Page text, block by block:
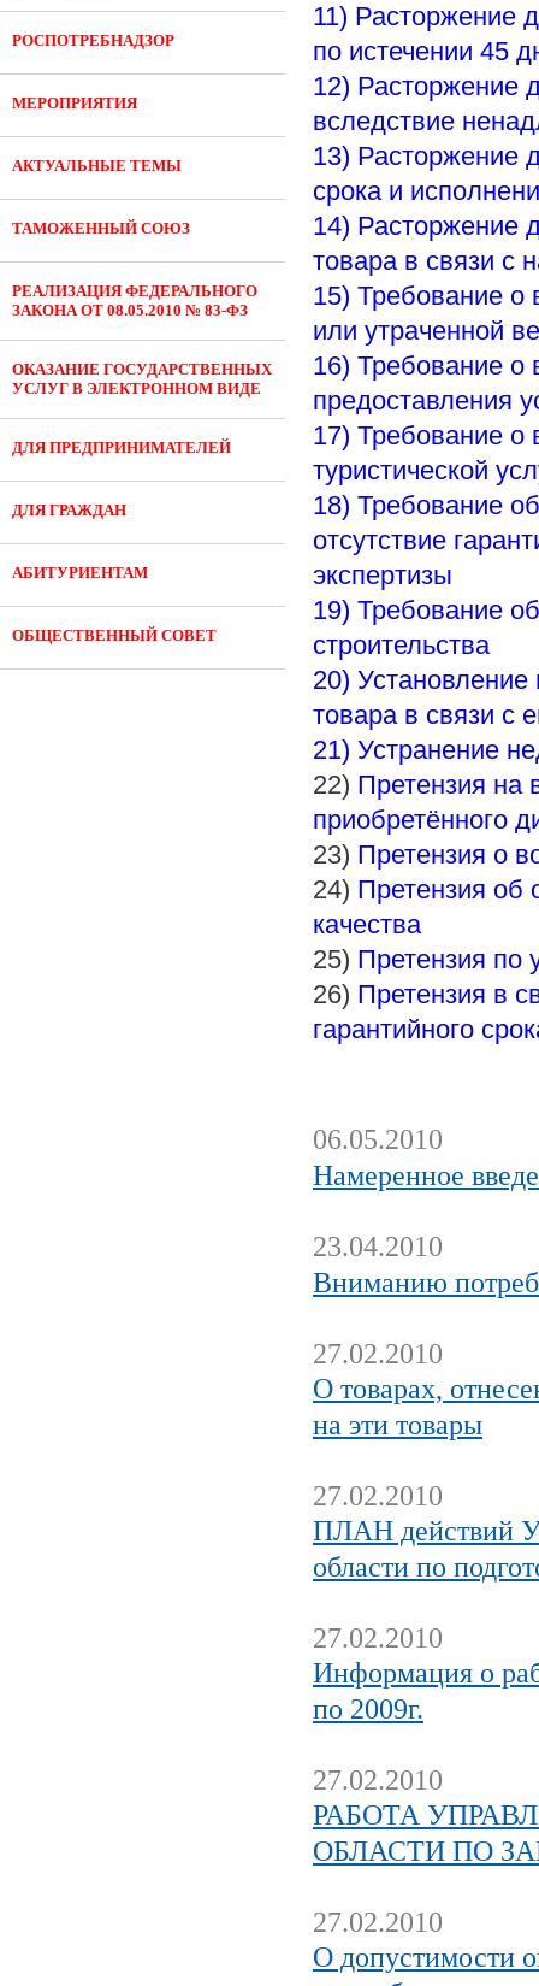
РОСПОТРЕБНАДЗОР
МЕРОПРИЯТИЯ
АКТУАЛЬНЫЕ ТЕМЫ
ТАМОЖЕННЫЙ СОЮЗ
РЕАЛИЗАЦИЯ ФЕДЕРАЛЬНОГО
ЗАКОНА ОТ 08.05.2010 № 83-ФЗ
ОКАЗАНИЕ ГОСУДАРСТВЕННЫХ
УСЛУГ В ЭЛЕКТРОННОМ ВИДЕ
ДЛЯ ПРЕДПРИНИМАТЕЛЕЙ
ДЛЯ ГРАЖДАН
АБИТУРИЕНТАМ
ОБЩЕСТВЕННЫЙ СОВЕТ
11) Расторжение
по истечении 45
12) Расторжение
вследствие
13) Расторжение
срока и
14) Расторжение
товара в связи с
15) Требование о
или утраченной
16) Требование о
предоставления
17) Требование о
туристической
18) Требование
отсутствие
экспертизы
19) Требование
строительства
20) Установление
товара в связи с
21) Устранение
22) Претензия на
приобретённого
23) Претензия о
24) Претензия об
качества
25) Претензия по
26) Претензия в
гарантийного
06.05.2010
Намеренное
23.04.2010
Вниманию
27.02.2010
О товарах,
на эти товары
27.02.2010
ПЛАН действий
области по
27.02.2010
Информация о
по 2009г.
27.02.2010
РАБОТА
ОБЛАСТИ ПО
27.02.2010
О допустимости